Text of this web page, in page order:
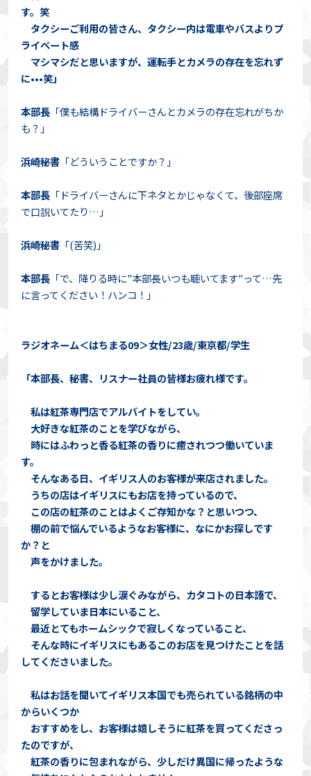
す。笑
タクシーご利用の皆さん、タクシー内は電車やバスよりプ
ライベート感
マシマシだと思いますが、運転手とカメラの存在を忘れず
に•••笑」
本部長「僕も結構ドライバーさんとカメラの存在忘れがちか
も？」
浜崎秘書「どういうことですか？」
本部長「ドライバーさんに下ネタとかじゃなくて、後部座席
で口説いてたり…」
浜崎秘書「(苦笑)」
本部長「で、降りる時に"本部長いつも聴いてます"って…先
に言ってください！ハンコ！」
ラジオネーム＜はちまる09＞女性/23歳/東京都/学生
「本部長、秘書、リスナー社員の皆様お疲れ様です。
私は紅茶専門店でアルバイトをしてい。
大好きな紅茶のことを学びながら、
時にはふわっと香る紅茶の香りに癒されつつ働いていま
す。
そんなある日、イギリス人のお客様が来店されました。
うちの店はイギリスにもお店を持っているので、
この店の紅茶のことはよくご存知かな？と思いつつ、
棚の前で悩んでいるようなお客様に、なにかお探しです
か？と
声をかけました。
するとお客様は少し涙ぐみながら、カタコトの日本語で、
留学していま日本にいること、
最近とてもホームシックで寂しくなっていること、
そんな時にイギリスにもあるこのお店を見つけたことを話
してくださいました。
私はお話を聞いてイギリス本国でも売られている銘柄の中
からいくつか
おすすめをし、お客様は嬉しそうに紅茶を買ってくださっ
たのですが、
紅茶の香りに包まれながら、少しだけ異国に帰ったような